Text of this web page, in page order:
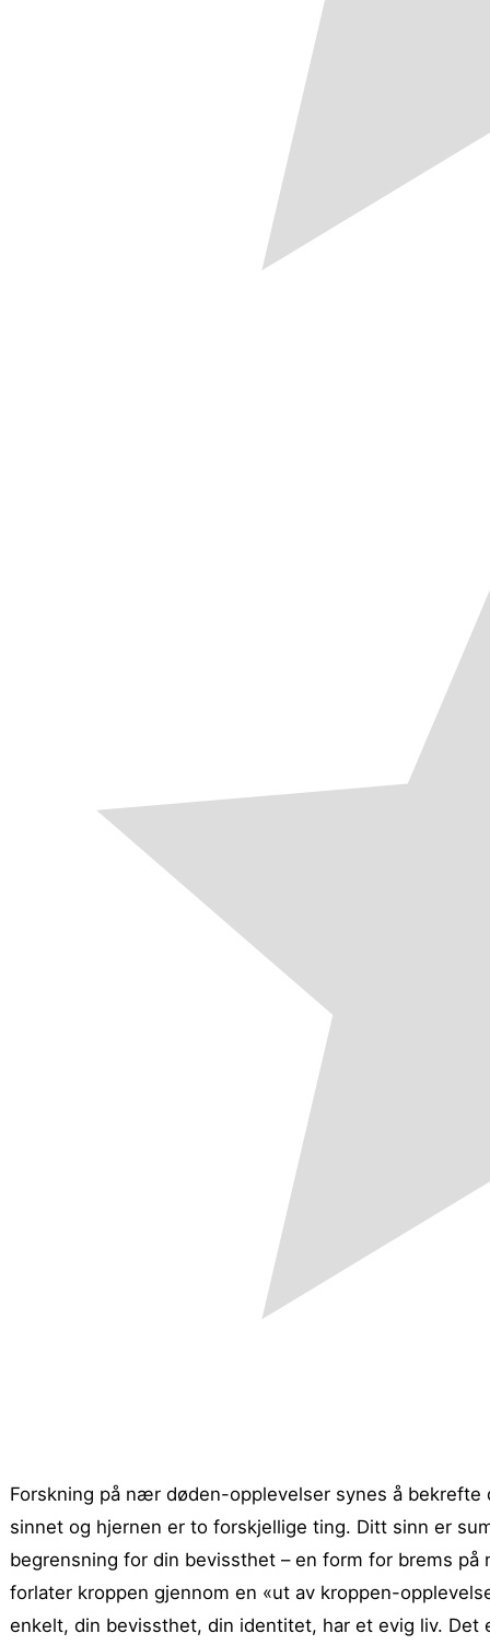
Forskning på nær døden-opplevelser synes å
sinnet og hjernen er to forskjellige ting. Ditt sinn er
begrensning for din bevissthet – en form for brems
forlater kroppen gjennom en «ut av kroppen-
enkelt, din bevissthet, din identitet, har et evig liv.